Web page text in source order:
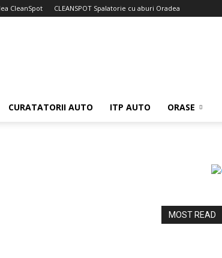
CleanSpot CLEANSPOT Spalatorie cu aburi Oradea
CURATATORII AUTO ITP AUTO ORASE
MOST READ